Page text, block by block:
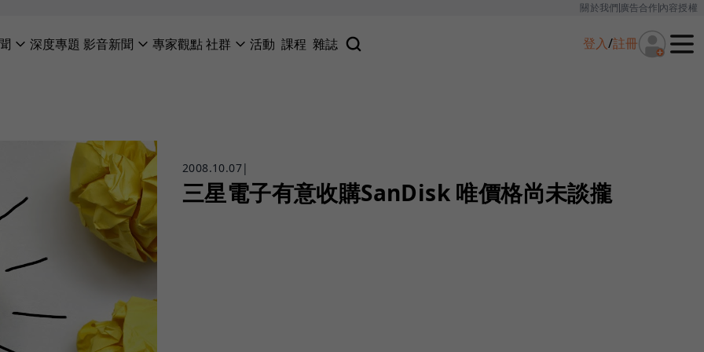
關於我們廣告合作內容授權
深度專題 影音新聞 專家觀點社群 活動 課程 雜誌 登入/註冊
2008.10.07|
三星電子有意收購SanDisk 唯價格尚未談攏